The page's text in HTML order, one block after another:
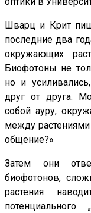
Шварц и Крит
последние два
окружающих
Биофотоны не
но и
друг от друга.
собой ауру,
между
общение?»
Затем они
биофотонов,
растения